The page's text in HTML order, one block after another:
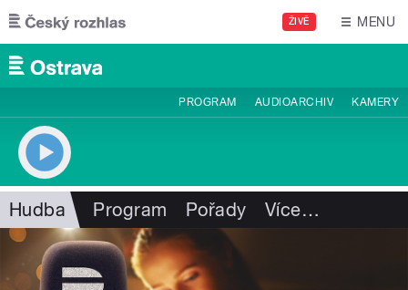
Přejít k hlavnímu obsahu
ŽIVĚ MENU
PROGRAM AUDIOARCHIV KAMERY
Hudba Program Pořady Více…